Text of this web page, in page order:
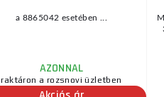
a 8865042 esetében ...
AZONNAL
raktáron a rozsnovi üzletben